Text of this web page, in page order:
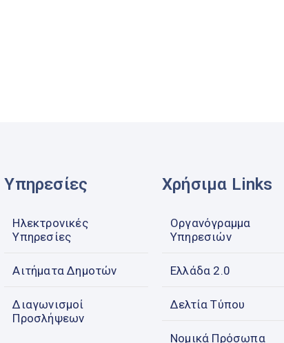
Υπηρεσίες
Ηλεκτρονικές
Υπηρεσίες
Αιτήματα Δημοτών
Διαγωνισμοί
Προσλήψεων
Χρήσιμα Links
Οργανόγραμμα
Υπηρεσιών
Ελλάδα 2.0
Δελτία Τύπου
Νομικά Πρόσωπα